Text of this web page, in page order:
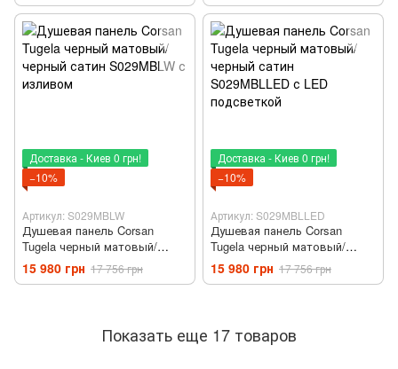
Доставка - Киев 0 грн!
−10%
Артикул: S029MBLW
Душевая панель Corsan
Tugela черный матовый/
черный сатин S029MBLW с
изливом
15 980 грн 17 756 грн
Доставка - Киев 0 грн!
−10%
Артикул: S029MBLLED
Душевая панель Corsan
Tugela черный матовый/
черный сатин S029MBLLED с
LED подсветкой
15 980 грн 17 756 грн
Показать еще 17 товаров